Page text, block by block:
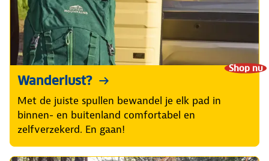
Shop nu
Wanderlust?
Met de juiste spullen bewandel je elk pad in
binnen- en buitenland comfortabel en
zelfverzekerd. En gaan!